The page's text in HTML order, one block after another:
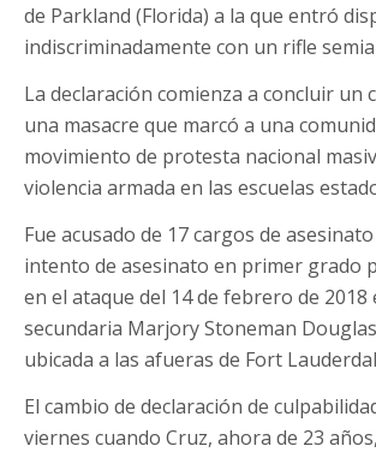
de Parkland (Florida) a la que entró
indiscriminadamente con un rifle
La declaración comienza a concluir un
una masacre que marcó a una
movimiento de protesta nacional
violencia armada en las escuelas
Fue acusado de 17 cargos de
intento de asesinato en primer grado
en el ataque del 14 de febrero de 2018
secundaria Marjory Stoneman
ubicada a las afueras de Fort
El cambio de declaración de
viernes cuando Cruz, ahora de 23